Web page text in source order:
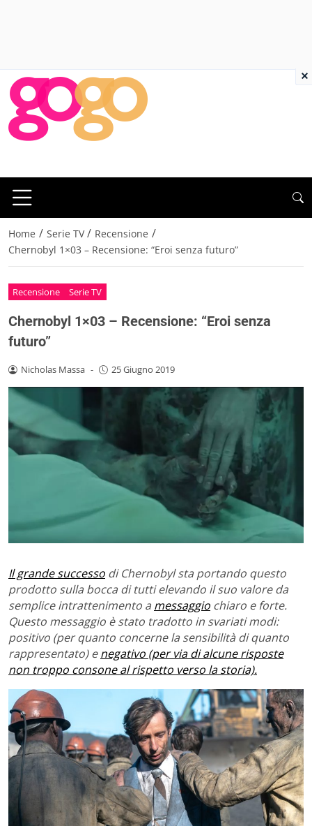
Home / Serie TV / Recensione /
Chernobyl 1×03 – Recensione: “Eroi senza futuro”
Recensione Serie TV
Chernobyl 1×03 – Recensione: “Eroi senza
futuro”
Nicholas Massa - 25 Giugno 2019
Il grande successo di Chernobyl sta portando questo
prodotto sulla bocca di tutti elevando il suo valore da
semplice intrattenimento a messaggio chiaro e forte.
Questo messaggio è stato tradotto in svariati modi:
positivo (per quanto concerne la sensibilità di quanto
rappresentato) enegativo (per via di alcune risposte
non troppo consone al rispetto verso la storia).
×